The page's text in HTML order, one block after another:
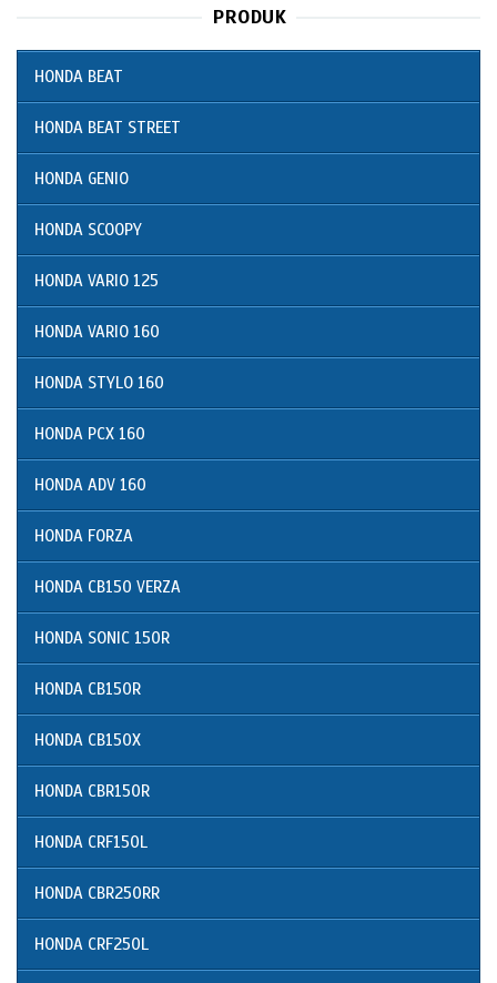
PRODUK
HONDA BEAT
HONDA BEAT STREET
HONDA GENIO
HONDA SCOOPY
HONDA VARIO 125
HONDA VARIO 160
HONDA STYLO 160
HONDA PCX 160
HONDA ADV 160
HONDA FORZA
HONDA CB150 VERZA
HONDA SONIC 150R
HONDA CB150R
HONDA CB150X
HONDA CBR150R
HONDA CRF150L
HONDA CBR250RR
HONDA CRF250L